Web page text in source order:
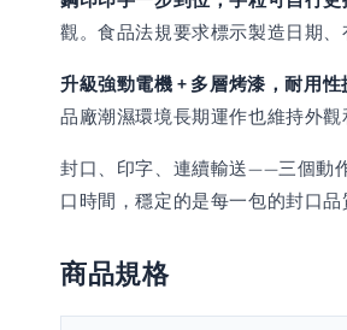
觀。食品法規要求標示製造日期
升級強勁電機 + 多層烤漆，耐用性
品廠潮濕環境長期運作也維持外觀
封口、印字、連續輸送——三個動
口時間，穩定的是每一包的封口品
商品規格